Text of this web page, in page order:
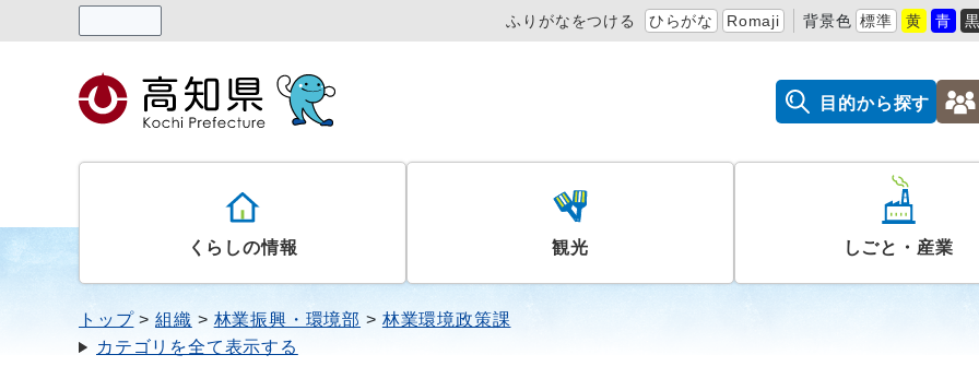
ふりがなをつける ひらがな Romaji 背景色 標準 黄 青
目的から探す
くらしの情報 観光 しごと・産業
トップ 組織 林業振興・環境部
林業環境政策課
カテゴリを全て表示する